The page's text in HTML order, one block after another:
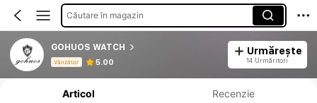
Căutare în magazin
GOHUOS WATCH
Vânzător 5.00
Urmărește
14 Urmăritori
Informații despre produs: Divulgarea prețului, detalii privind vânzările și stocul.
Articol Recenzie